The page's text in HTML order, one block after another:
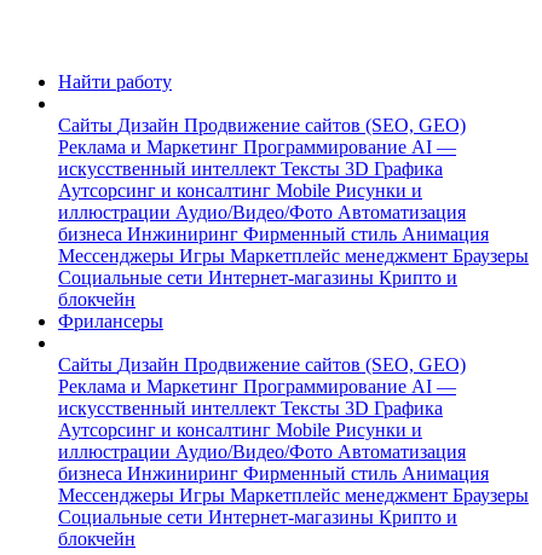
Найти работу
Сайты Дизайн Продвижение сайтов (SEO, GEO)
Реклама и Маркетинг Программирование AI —
искусственный интеллект Тексты 3D Графика
Аутсорсинг и консалтинг Mobile Рисунки и
иллюстрации Аудио/Видео/Фото Автоматизация
бизнеса Инжиниринг Фирменный стиль Анимация
Мессенджеры Игры Маркетплейс менеджмент Браузеры
Социальные сети Интернет-магазины Крипто и
блокчейн
Фрилансеры
Сайты Дизайн Продвижение сайтов (SEO, GEO)
Реклама и Маркетинг Программирование AI —
искусственный интеллект Тексты 3D Графика
Аутсорсинг и консалтинг Mobile Рисунки и
иллюстрации Аудио/Видео/Фото Автоматизация
бизнеса Инжиниринг Фирменный стиль Анимация
Мессенджеры Игры Маркетплейс менеджмент Браузеры
Социальные сети Интернет-магазины Крипто и
блокчейн